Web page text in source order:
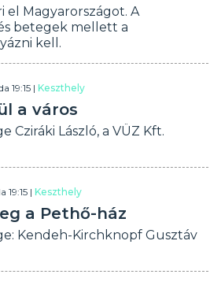
Magyarországot. A
betegek mellett a
kell.
19:15 |Keszthely
a város
Cziráki László, a VÜZ Kft.
19:15 |Keszthely
a Pethő-ház
Kendeh-Kirchknopf Gusztáv